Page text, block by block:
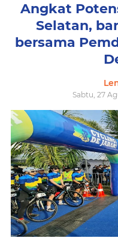
Angkat
Selatan,
bersama
Sabtu, 27